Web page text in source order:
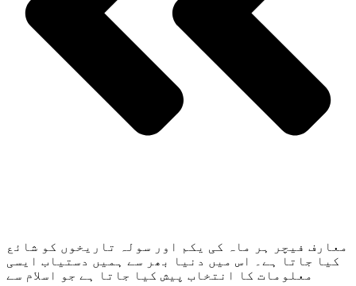
معارف فیچر ہر ماہ کی یکم اور سولہ تاریخوں کو شائع
کیا جاتا ہے۔ اس میں دنیا بھر سے ہمیں دستیاب ایسی
معلومات کا انتخاب پیش کیا جاتا ہے جو اسلام سے